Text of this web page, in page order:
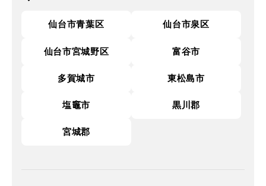
仙台市青葉区 仙台市泉区
仙台市宮城野区 富谷市
多賀城市 東松島市
塩竈市 黒川郡
宮城郡